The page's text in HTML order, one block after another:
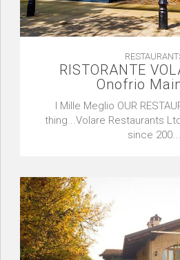
RISTORANTE
Onofrio
I Mille Meglio OUR
thing...Volare Restaurants
since 200...